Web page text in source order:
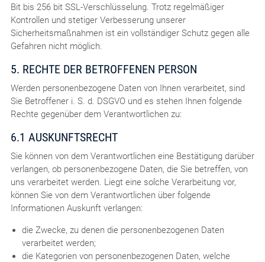
Bit bis 256 bit SSL-Verschlüsselung. Trotz regelmäßiger
Kontrollen und stetiger Verbesserung unserer
Sicherheitsmaßnahmen ist ein vollständiger Schutz gegen alle
Gefahren nicht möglich.
5. RECHTE DER BETROFFENEN PERSON
Werden personenbezogene Daten von Ihnen verarbeitet, sind
Sie Betroffener i. S. d. DSGVO und es stehen Ihnen folgende
Rechte gegenüber dem Verantwortlichen zu:
6.1 AUSKUNFTSRECHT
Sie können von dem Verantwortlichen eine Bestätigung darüber
verlangen, ob personenbezogene Daten, die Sie betreffen, von
uns verarbeitet werden. Liegt eine solche Verarbeitung vor,
können Sie von dem Verantwortlichen über folgende
Informationen Auskunft verlangen:
die Zwecke, zu denen die personenbezogenen Daten
verarbeitet werden;
die Kategorien von personenbezogenen Daten, welche